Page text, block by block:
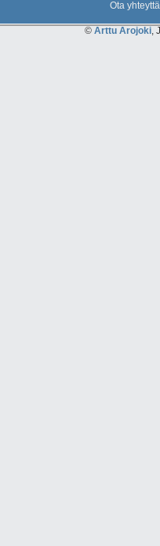
Ota
© Arttu Arojoki ,